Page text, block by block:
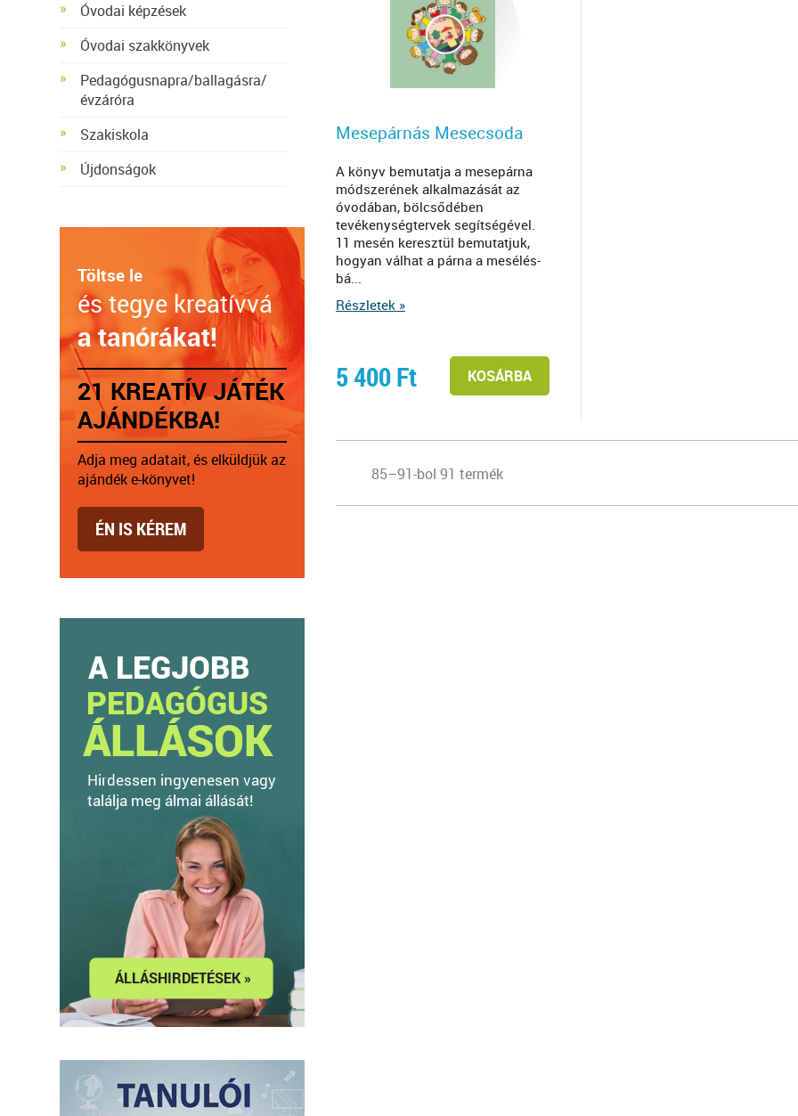
Mesepárnás Mesecsoda
A könyv bemutatja a mesepárna
módszerének alkalmazását az
óvodában, bölcsődében
tevékenységtervek segítségével.
11 mesén keresztül bemutatjuk,
hogyan válhat a párna a mesélés-
bá...
Részletek »
5 400Ft KOSÁRBA
85–91-bol 91 termék
Óvodai képzések
Óvodai szakkönyvek
Pedagógusnapra/ballagásra/
évzáróra
Szakiskola
Újdonságok
Töltse le
és tegye kreatívvá
a tanórákat!
21 KREATÍV JÁTÉK
AJÁNDÉKBA!
Adja meg adatait, és elküldjük az
ajándék e-könyvet!
ÉN IS KÉREM